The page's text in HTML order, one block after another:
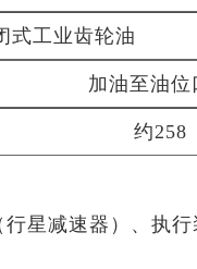
式工业齿轮油
加油至油位
约258
星减速器）、执行